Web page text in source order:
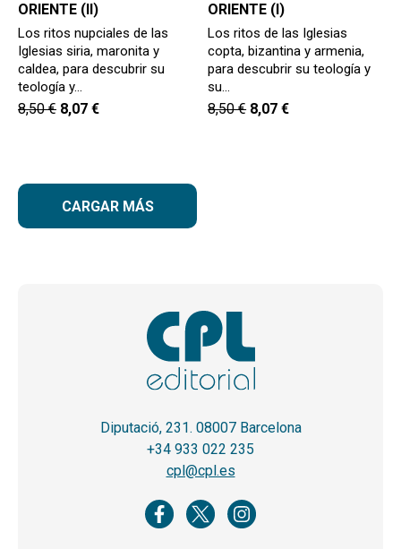
ORIENTE (II)
Los ritos nupciales de las
Iglesias siria, maronita y
caldea, para descubrir su
teología y…
8,50€ 8,07 €
ORIENTE (I)
Los ritos de las Iglesias
copta, bizantina y armenia,
para descubrir su teología y
su…
8,50€ 8,07€
CARGAR MÁS
Diputació, 231. 08007 Barcelona
+34 933 022 235
cpl@cpl.es